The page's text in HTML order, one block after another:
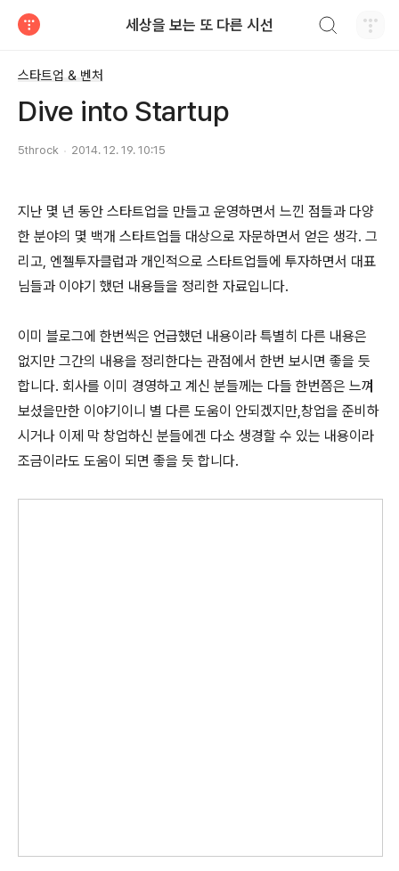
세상을 보는 또 다른 시선
스타트업 & 벤처
Dive into Startup
5throck 2014. 12. 19. 10:15
지난 몇 년 동안 스타트업을 만들고 운영하면서 느낀 점들과 다양
한 분야의 몇 백개 스타트업들 대상으로 자문하면서 얻은 생각. 그
리고, 엔젤투자클럽과 개인적으로 스타트업들에 투자하면서 대표
님들과 이야기 했던 내용들을 정리한 자료입니다.
이미 블로그에 한번씩은 언급했던 내용이라 특별히 다른 내용은
없지만 그간의 내용을 정리한다는 관점에서 한번 보시면 좋을 듯
합니다. 회사를 이미 경영하고 계신 분들께는 다들 한번쯤은 느껴
보셨을만한 이야기이니 별 다른 도움이 안되겠지만,창업을 준비하
시거나 이제 막 창업하신 분들에겐 다소 생경할 수 있는 내용이라
조금이라도 도움이 되면 좋을 듯 합니다.